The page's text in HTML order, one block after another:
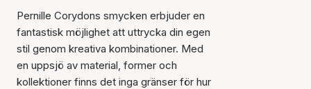
Pernille Corydons smycken erbjuder en
fantastisk möjlighet att uttrycka din egen
stil genom kreativa kombinationer. Med
en uppsjö av material, former och
kollektioner finns det inga gränser för hur